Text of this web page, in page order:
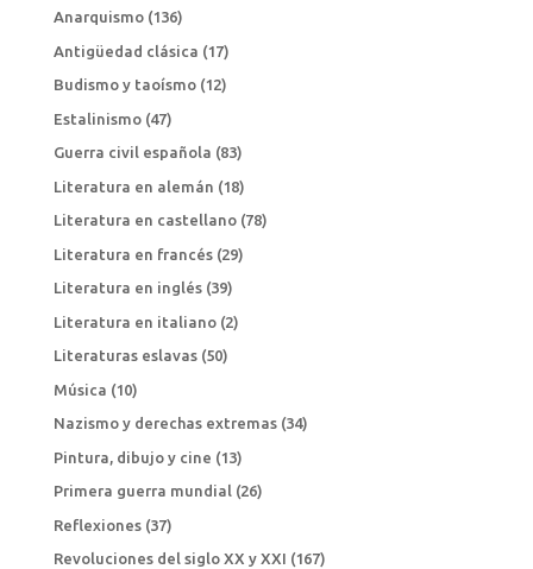
Anarquismo(136)
Antigüedad clásica (17)
Budismo y taoísmo(12)
Estalinismo(47)
Guerra civil española (83)
Literatura en alemán (18)
Literatura en castellano(78)
Literatura en francés(29)
Literatura en inglés(39)
Literatura en italiano(2)
Literaturas eslavas(50)
Música (10)
Nazismo y derechas extremas(34)
Pintura, dibujo y cine (13)
Primera guerra mundial(26)
Reflexiones(37)
Revoluciones del siglo XX y XXI (167)